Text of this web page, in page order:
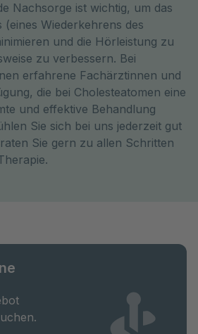
Nachsorge ist wichtig, um das
(eines Wiederkehrens des
und die Hörleistung zu
zu verbessern. Bei
erfahrene Fachärztinnen und
die bei Cholesteatomen eine
und effektive Behandlung
Sie sich bei uns jederzeit gut
Sie gern zu allen Schritten